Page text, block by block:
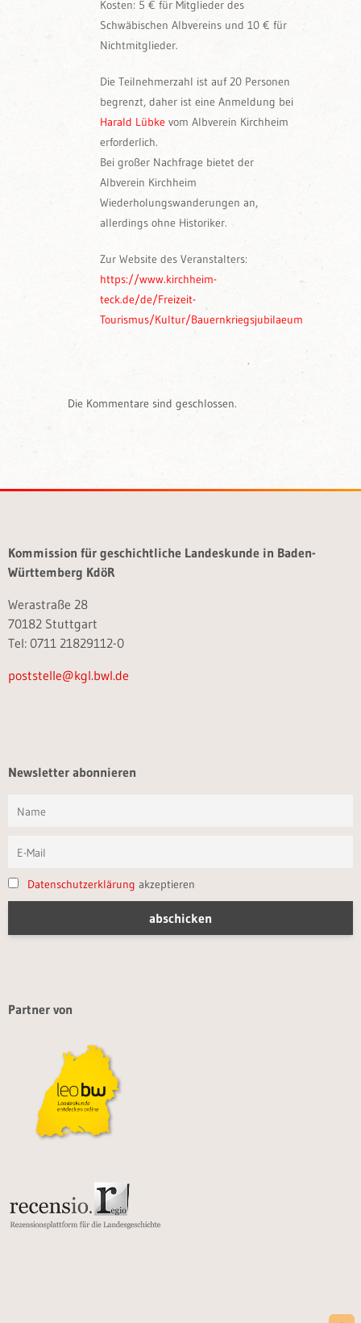
Kosten: 5 € für Mitglieder des
Schwäbischen Albvereins und 10 € für
Nichtmitglieder.
Die Teilnehmerzahl ist auf 20 Personen
begrenzt, daher ist eine Anmeldung bei
Harald Lübke vom Albverein Kirchheim
erforderlich.
Bei großer Nachfrage bietet der
Albverein Kirchheim
Wiederholungswanderungen an,
allerdings ohne Historiker.
Zur Website des Veranstalters:
https://www.kirchheim-
teck.de/de/Freizeit-
Tourismus/Kultur/Bauernkriegsjubilaeum
Die Kommentare sind geschlossen.
Kommission für geschichtliche Landeskunde in Baden-
Württemberg KdöR
Werastraße 28
70182 Stuttgart
Tel: 0711 21829112-0
poststelle@kgl.bwl.de
Newsletter abonnieren
Datenschutzerklärung akzeptieren
Partner von